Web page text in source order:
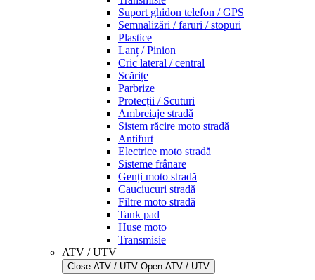
Suport ghidon telefon / GPS
Semnalizări / faruri / stopuri
Plastice
Lanț / Pinion
Cric lateral / central
Scărițe
Parbrize
Protecții / Scuturi
Ambreiaje stradă
Sistem răcire moto stradă
Antifurt
Electrice moto stradă
Sisteme frânare
Genți moto stradă
Cauciucuri stradă
Filtre moto stradă
Tank pad
Huse moto
Transmisie
ATV / UTV
Close ATV / UTV Open ATV / UTV